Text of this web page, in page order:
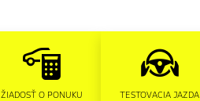
ŽIADOSŤ O PONUKU TESTOVACIA JAZDA